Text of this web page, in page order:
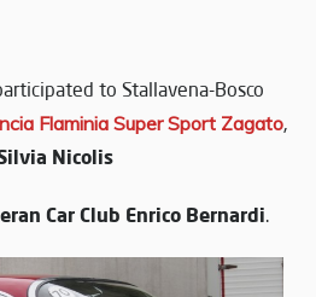
to Stallavena-Bosco
Flaminia Super Sport Zagato,
Nicolis
Car Club Enrico Bernardi.